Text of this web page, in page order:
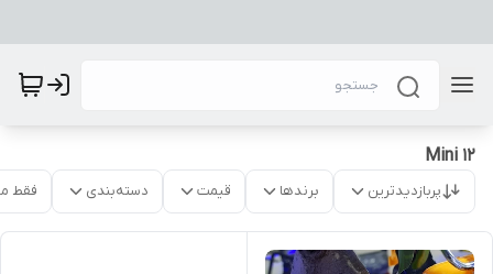
12 Mini
پربازدیدترین برندها قیمت دسته‌بندی فقط